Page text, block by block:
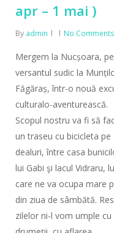
apr – 1 mai )
By admin No Comments
Mergem la Nucșoara, pe
versantul sudic la
Făgăraș, într-o nouă
culturalo-aventurească.
Scopul nostru va fi să
un traseu cu bicicleta pe
dealuri, între casa
lui Gabi şi lacul Vidraru,
care ne va ocupa mare
din ziua de sâmbătă.
zilelor ni-l vom umple cu